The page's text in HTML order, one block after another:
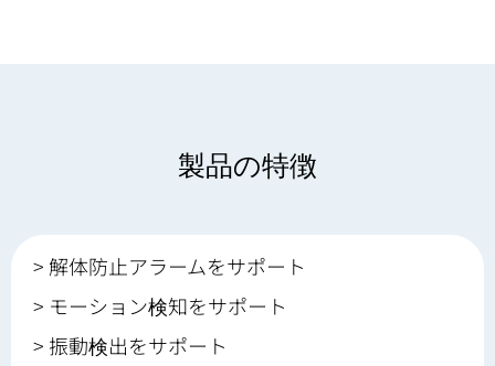
製品の特徴
> 解体防止アラームをサポート
> モーション検知をサポート
> 振動検出をサポート